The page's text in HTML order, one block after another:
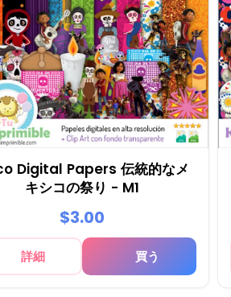
Digital Papers 伝統的なメ
キシコの祭り - M1
$3.00
詳細 買う